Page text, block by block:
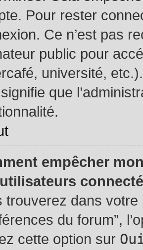
Pour rester
Ce n’est pas
public pour
université,
que
empêcher
trouverez dans votre
du forum”,
cette option sur